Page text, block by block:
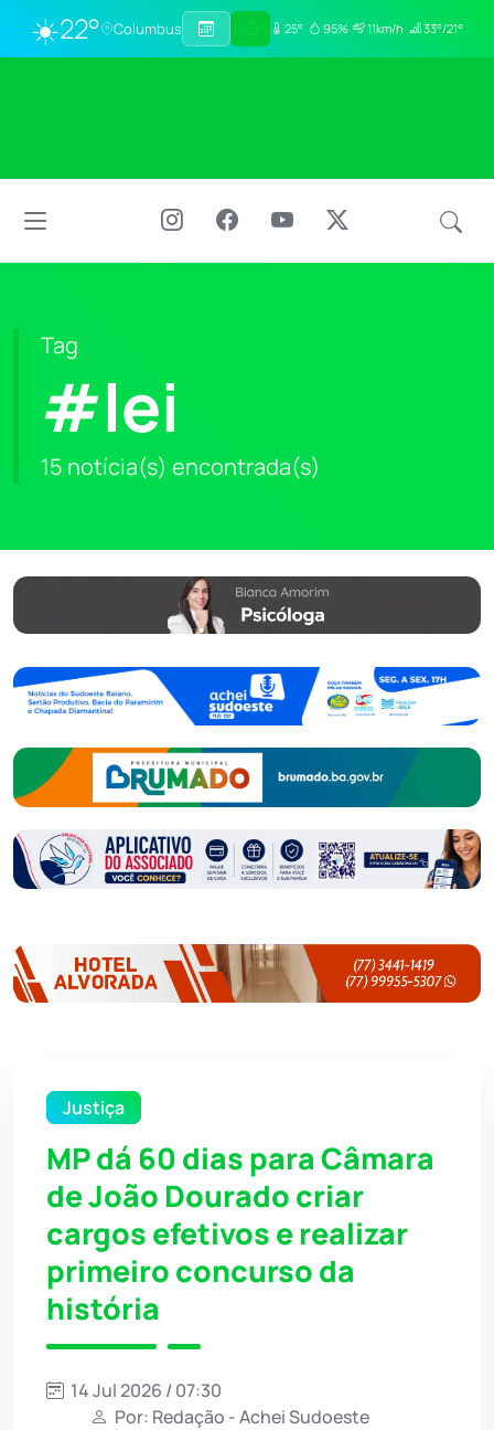
☀️22° Columbus 25° 95% 11km/h 33°/21°
Tag
#lei
15 notícia(s) encontrada(s)
Justiça
MP dá 60 dias para Câmara
de João Dourado criar
cargos efetivos e realizar
primeiro concurso da
história
14 Jul 2026 / 07:30
Por: Redação - Achei Sudoeste